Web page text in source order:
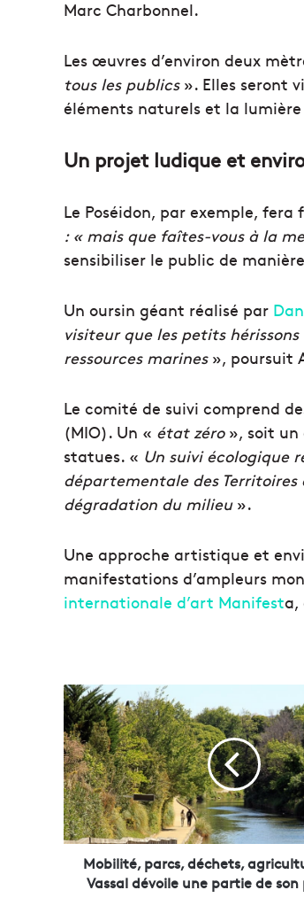
Marc Charbonnel.
Les œuvres d’environ deux
tous les publics». Elles seront
éléments naturels et la
Un projet ludique et
Le Poséidon, par exemple,
: « mais que faîtes-vous à la
sensibiliser le public de
Un oursin géant réalisé par
visiteur que les petits
ressources marines», poursuit
Le comité de suivi comprend
(MIO). Un « état zéro», soit un
statues. « Un suivi écologique
départementale des Territoires
dégradation du milieu».
Une approche artistique et
manifestations d’ampleurs
internationale d’art Manifesta,
M
o
b
i
l
i
t
é
,
Mobilité, parcs, déchets,
Vassal dévoile une partie de